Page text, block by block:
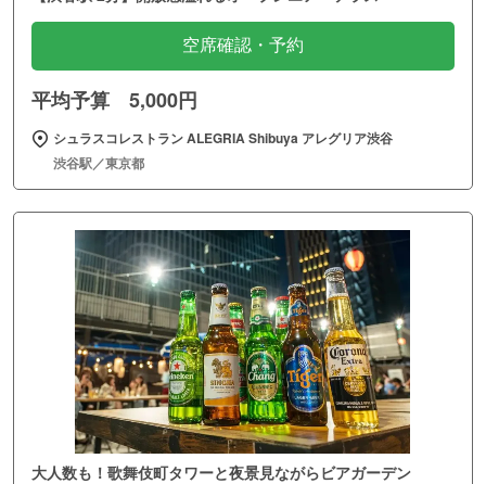
空席確認・予約
平均予算 5,000円
シュラスコレストラン ALEGRIA Shibuya アレグリア渋谷
渋谷駅／東京都
大人数も！歌舞伎町タワーと夜景見ながらビアガーデン